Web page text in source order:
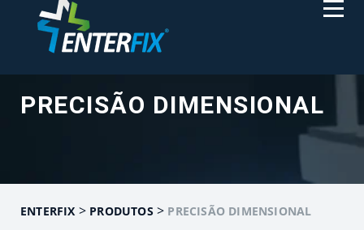
PRECISÃO DIMENSIONAL
ENTERFIX > PRODUTOS > PRECISÃO DIMENSIONAL